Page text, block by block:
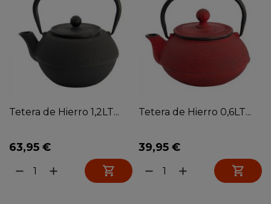
Tetera de Hierro 1,2LT...
63,95 €
remove add 
Tetera de Hierro 0,6LT...
39,95 €
remove add 